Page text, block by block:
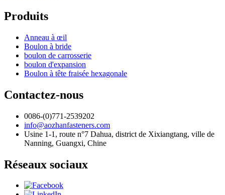
Produits
Anneau à œil
Boulon à bride
boulon de carrosserie
boulon d'expansion
Boulon à tête fraisée hexagonale
Contactez-nous
0086-(0)771-2539202
info@aozhanfasteners.com
Usine 1-1, route n°7 Dahua, district de Xixiangtang, ville de
Nanning, Guangxi, Chine
Réseaux sociaux